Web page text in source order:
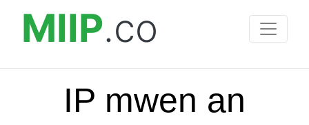
MIIP.co
IP mwen an